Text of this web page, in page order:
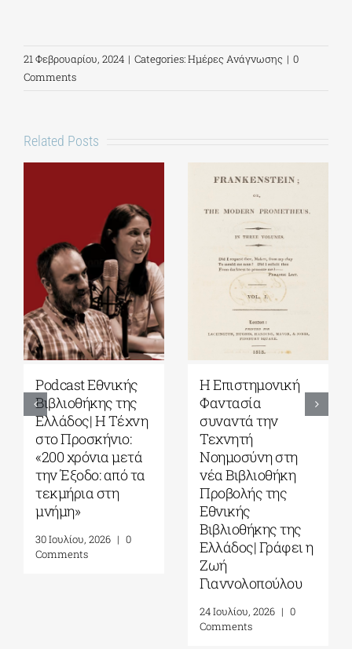
21 Φεβρουαρίου, 2024 | Categories:Ημέρες Ανάγνωσης | 0
Comments
Related Posts
Εκδόσεις Πατάκη|
Γιάνης
Βαρουφάκης: Την
ψυχή ψηλά: Πέντε
γυναίκες που μου
δίδαξαν την
αντίσταση στον
φασισμό, στον
στον σοβινιστή
μέσα μου
Υπόγειες
Διαδρομές: Από το
Έπος του
Γκιλγκαμές στην
Οδύσσεια| Γράφει
ο Πάνος Λιάκος
31 Ιουλίου, 2026
Comments